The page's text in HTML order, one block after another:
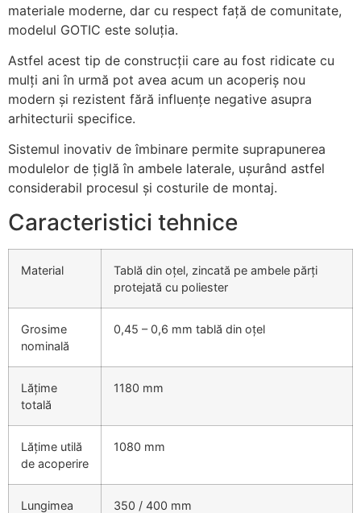
materiale moderne, dar cu respect față de comunitate,
modelul GOTIC este soluția.
Astfel acest tip de construcții care au fost ridicate cu
mulți ani în urmă pot avea acum un acoperiș nou
modern și rezistent fără influențe negative asupra
arhitecturii specifice.
Sistemul inovativ de îmbinare permite suprapunerea
modulelor de țiglă în ambele laterale, ușurând astfel
considerabil procesul și costurile de montaj.
Caracteristici tehnice
Material
Tablă din oțel, zincată pe ambele părți
protejată cu poliester
Grosime
nominală
0,45 – 0,6 mm tablă din oțel
Lățime
totală
1180 mm
Lățime utilă
de acoperire
1080 mm
Lungimea
350 / 400 mm